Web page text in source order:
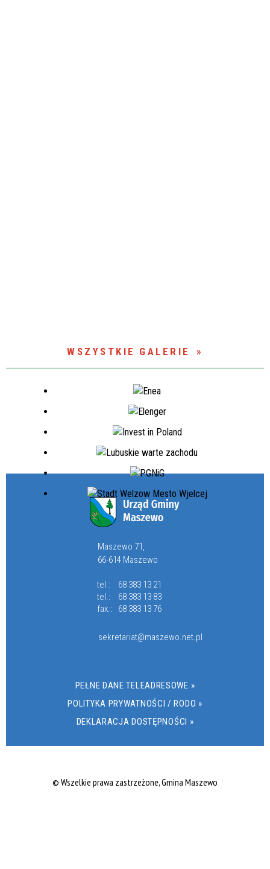
WSZYSTKIE GALERIE
Maszewo 71,
66-614 Maszewo
tel.:
68 383 13 21
tel.:
68 383 13 83
fax.:
68 383 13 76
sekretariat@maszewo.net.pl
PEŁNE DANE TELEADRESOWE »
POLITYKA PRYWATNOŚCI / RODO »
DEKLARACJA DOSTĘPNOŚCI »
© Wszelkie prawa zastrzeżone, Gmina Maszewo